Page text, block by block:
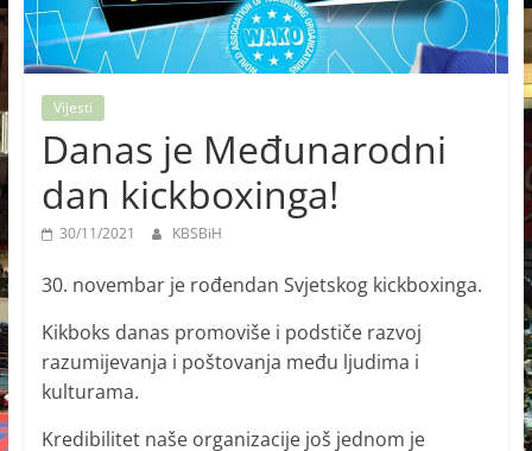
Vijesti
Danas je Međunarodni
dan kickboxinga!
30/11/2021 KBSBiH
30. novembar je rođendan Svjetskog kickboxinga.
Kikboks danas promoviše i podstiče razvoj
razumijevanja i poštovanja među ljudima i
kulturama.
Kredibilitet naše organizacije još jednom je